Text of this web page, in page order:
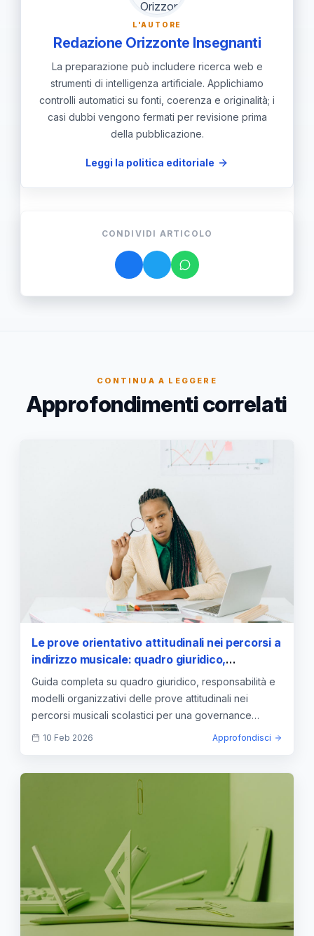
famiglie nei feedback. Avviare cicli di
autovalutazione regolari.
L'AUTORE
Redazione Orizzonte Insegnanti
La preparazione può includere ricerca web e
strumenti di intelligenza artificiale. Applichiamo
controlli automatici su fonti, coerenza e originalità; i
casi dubbi vengono fermati per revisione prima
della pubblicazione.
Leggi la politica editoriale
CONDIVIDI ARTICOLO
CONTINUA A LEGGERE
Approfondimenti correlati
Le prove orientativo attitudinali nei percorsi a
indirizzo musicale: quadro giuridico,
responsabilità dirigenziali e modelli
organizzativi per una governance efficace —
approfondimento e guida
Guida completa su quadro giuridico, responsabilità e
modelli organizzativi delle prove attitudinali nei
percorsi musicali scolastici per una governance
efficace.
10 Feb 2026 Approfondisci